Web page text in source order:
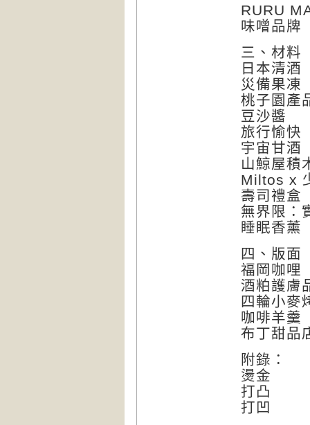
RURU
味噌品牌
三、材料
日本清酒
災備果凍
桃子園產
豆沙醬
旅行愉快
宇宙甘酒
山鯨屋積
Miltos x
壽司禮盒
無界限：
睡眠香薰
四、版面
福岡咖哩
酒粕護膚
四輪小麥
咖啡羊羹
布丁甜品
附錄：
燙金
打凸
打凹